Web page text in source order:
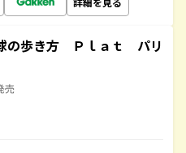
の歩き方 Ｐｌａｔ パリ
売